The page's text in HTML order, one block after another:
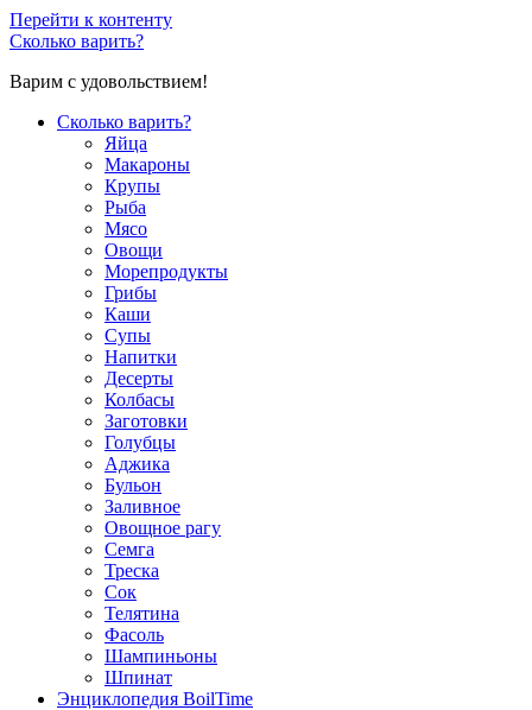
Перейти к контенту
Сколько варить?
Варим с удовольствием!
Сколько варить?
Яйца
Макароны
Крупы
Рыба
Мясо
Овощи
Морепродукты
Грибы
Каши
Супы
Напитки
Десерты
Колбасы
Заготовки
Голубцы
Аджика
Бульон
Заливное
Овощное рагу
Семга
Треска
Сок
Телятина
Фасоль
Шампиньоны
Шпинат
Энциклопедия BoilTime